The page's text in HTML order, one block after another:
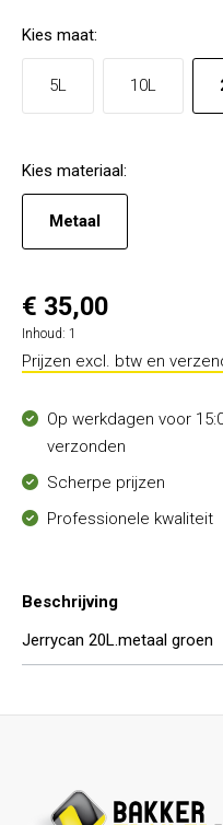
Kies maat:
5L 10L
Kies materiaal:
Metaal
€ 35,00
Inhoud: 1
Prijzen excl. btw en
Op werkdagen voor
verzonden
Scherpe prijzen
Professionele kwaliteit
Beschrijving
Jerrycan 20L.metaal groen